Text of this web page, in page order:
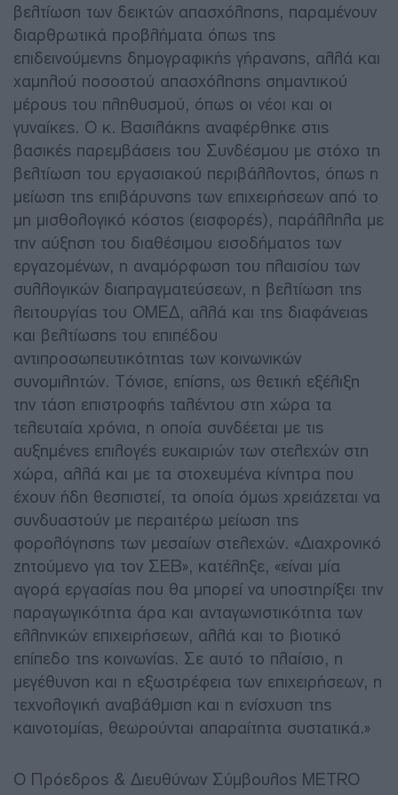
βελτίωση των δεικτών απασχόλησης, παραμένουν
διαρθρωτικά προβλήματα όπως της
επιδεινούμενης δημογραφικής γήρανσης, αλλά και
χαμηλού ποσοστού απασχόλησης σημαντικού
μέρους του πληθυσμού, όπως οι νέοι και οι
γυναίκες. Ο κ. Βασιλάκης αναφέρθηκε στις
βασικές παρεμβάσεις του Συνδέσμου με στόχο τη
βελτίωση του εργασιακού περιβάλλοντος, όπως η
μείωση της επιβάρυνσης των επιχειρήσεων από το
μη μισθολογικό κόστος (εισφορές), παράλληλα με
την αύξηση του διαθέσιμου εισοδήματος των
εργαζομένων, η αναμόρφωση του πλαισίου των
συλλογικών διαπραγματεύσεων, η βελτίωση της
λειτουργίας του ΟΜΕΔ, αλλά και της διαφάνειας
και βελτίωσης του επιπέδου
αντιπροσωπευτικότητας των κοινωνικών
συνομιλητών. Τόνισε, επίσης, ως θετική εξέλιξη
την τάση επιστροφής ταλέντου στη χώρα τα
τελευταία χρόνια, η οποία συνδέεται με τις
αυξημένες επιλογές ευκαιριών των στελεχών στη
χώρα, αλλά και με τα στοχευμένα κίνητρα που
έχουν ήδη θεσπιστεί, τα οποία όμως χρειάζεται να
συνδυαστούν με περαιτέρω μείωση της
φορολόγησης των μεσαίων στελεχών. «Διαχρονικό
ζητούμενο για τον ΣΕΒ», κατέληξε, «είναι μία
αγορά εργασίας που θα μπορεί να υποστηρίξει την
παραγωγικότητα άρα και ανταγωνιστικότητα των
ελληνικών επιχειρήσεων, αλλά και το βιοτικό
επίπεδο της κοινωνίας. Σε αυτό το πλαίσιο, η
μεγέθυνση και η εξωστρέφεια των επιχειρήσεων, η
τεχνολογική αναβάθμιση και η ενίσχυση της
καινοτομίας, θεωρούνται απαραίτητα συστατικά.»
Ο Πρόεδρος & Διευθύνων Σύμβουλος METRO